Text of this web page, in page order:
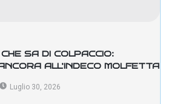
SA DI COLPACCIO:
ALL’INDECO MOLFETTA
Luglio 30, 2026